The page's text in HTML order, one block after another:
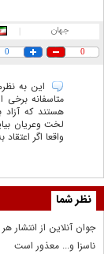
جهان |
0
0
این به
متاسفانه برخی
هستند که آزاد
لخت وعریان
واقعا اگر
نظر شما
جوان آنلاين از انتشار
ناسزا و... معذور است